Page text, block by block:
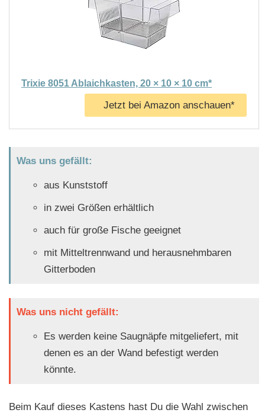
Trixie 8051 Ablaichkasten, 20 × 10 × 10 cm*
Jetzt bei Amazon anschauen*
Was uns gefällt:
aus Kunststoff
in zwei Größen erhältlich
auch für große Fische geeignet
mit Mitteltrennwand und herausnehmbaren
Gitterboden
Was uns nicht gefällt:
Es werden keine Saugnäpfe mitgeliefert, mit
denen es an der Wand befestigt werden
könnte.
Beim Kauf dieses Kastens hast Du die Wahl zwischen